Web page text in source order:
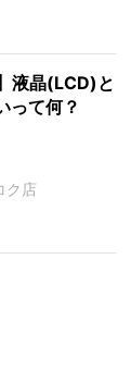
液晶(LCD)と
って何？
ク店